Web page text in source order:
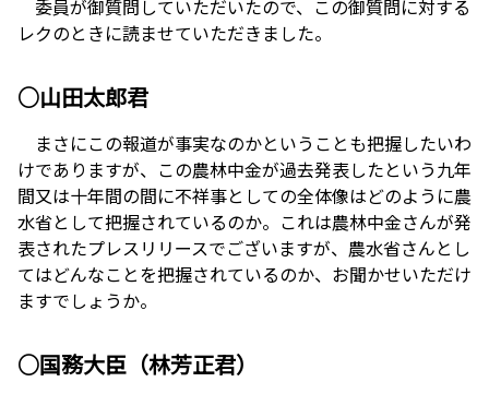
委員が御質問していただいたので、この御質問に対する
レクのときに読ませていただきました。
○山田太郎君
まさにこの報道が事実なのかということも把握したいわ
けでありますが、この農林中金が過去発表したという九年
間又は十年間の間に不祥事としての全体像はどのように農
水省として把握されているのか。これは農林中金さんが発
表されたプレスリリースでございますが、農水省さんとし
てはどんなことを把握されているのか、お聞かせいただけ
ますでしょうか。
○国務大臣（林芳正君）